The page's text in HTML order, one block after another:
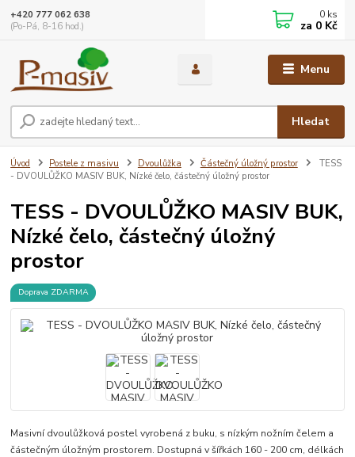
Menu
Hledat
+420 777 062 638
(Po-Pá, 8-16 hod.)
0 ks
za 0 Kč
Úvod Postele z masivu Dvoulůžka Částečný úložný prostor
TESS
- DVOULŮŽKO MASIV BUK, Nízké čelo, částečný úložný prostor
TESS - DVOULŮŽKO MASIV BUK,
Nízké čelo, částečný úložný
prostor
Doprava ZDARMA
Masivní dvoulůžková postel vyrobená z buku, s nízkým nožním čelem a
částečným úložným prostorem. Dostupná v šířkách 160 - 200 cm, délkách